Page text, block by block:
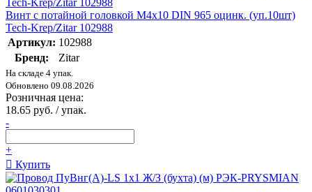
Винт с потайной головкой М4х10 DIN 965 оцинк. (уп.10шт)
Tech-Krep/Zitar 102988
Артикул: 102988
Бренд:
Zitar
На складе 4 упак.
Обновлено 09.08.2026
Розничная цена:
18.65 руб. / упак.
-
+
Купить